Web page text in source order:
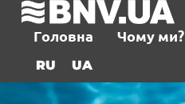
Головна Чому ми?
RU UA